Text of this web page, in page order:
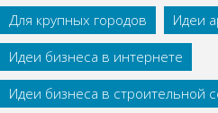
Для крупных городов
Идеи
Идеи бизнеса в интернете
Идеи бизнеса в строительной